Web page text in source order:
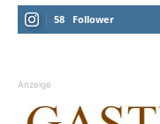
58 Follower
Anzeige